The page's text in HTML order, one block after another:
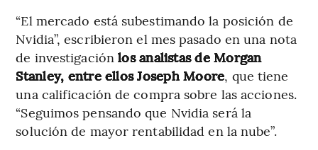
“El mercado está subestimando la posición de
Nvidia”, escribieron el mes pasado en una nota
de investigaciónlos analistas de Morgan
Stanley, entre ellos Joseph Moore, que tiene
una calificación de compra sobre las acciones.
“Seguimos pensando que Nvidia será la
solución de mayor rentabilidad en la nube”.